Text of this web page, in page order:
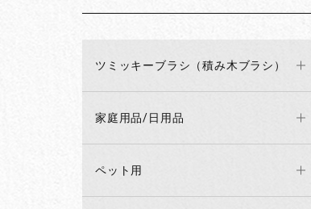
ツミッキーブラシ（積み木ブラシ）
家庭用品/日用品
ペット用